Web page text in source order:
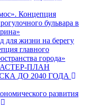
Концепция
бульвара в
для жизни на берегу
главного
города»
ПЛАН
ДО 2040 ГОДА
развития